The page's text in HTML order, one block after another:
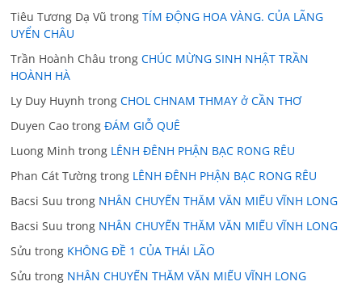
Tiêu Tương Dạ Vũ trongTÍM ĐỘNG HOA VÀNG. CỦA LÃNG
UYỂN CHÂU
Trần Hoành Châu trongCHÚC MỪNG SINH NHẬT TRẦN
HOÀNH HÀ
Ly Duy Huynh trongCHOL CHNAM THMAY ở CẦN THƠ
Duyen Cao trongĐÁM GIỖ QUÊ
Luong Minh trong LÊNH ĐÊNH PHẬN BẠC RONG RÊU
Phan Cát Tường trong LÊNH ĐÊNH PHẬN BẠC RONG RÊU
Bacsi Suu trong NHÂN CHUYẾN THĂM VĂN MIẾU VĨNH LONG
Bacsi Suu trong NHÂN CHUYẾN THĂM VĂN MIẾU VĨNH LONG
Sửu trong KHÔNG ĐỀ 1 CỦA THÁI LÃO
Sửu trong NHÂN CHUYẾN THĂM VĂN MIẾU VĨNH LONG